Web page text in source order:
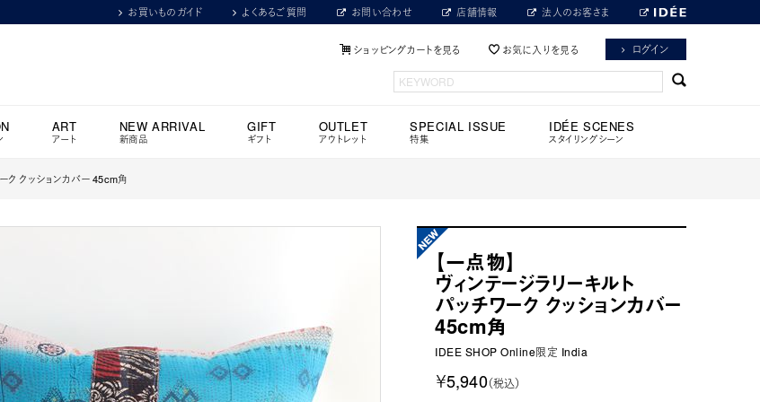
お買いものガイド よくあるご質問 お問い合わせ 店舗情報 法人のお客さま
ショッピングカートを見る お気に入りを見る ログイン
ART
アート
NEW ARRIVAL
新商品
GIFT
ギフト
OUTLET
アウトレット
SPECIAL ISSUE
特集
IDÉE SCENES
スタイリングシーン
ク クッションカバー 45cm角
【一点物】
ヴィンテージラリーキルト
パッチワーク クッションカバー
45cm角
IDEE SHOP Online限定 India
￥5,940（税込）